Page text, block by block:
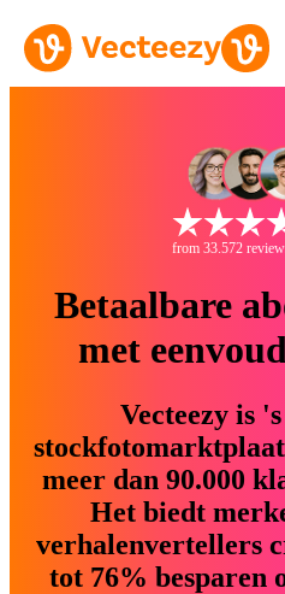
from 33.572
Betaalbare
met
Vecteezy is
meer dan 90.000
Het biedt
verhalenvertellers
tot 76% besparen